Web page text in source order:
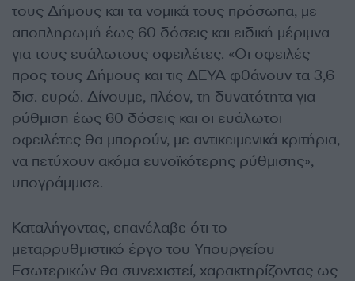
τους Δήμους και τα νομικά τους πρόσωπα, με
αποπληρωμή έως 60 δόσεις και ειδική μέριμνα
για τους ευάλωτους οφειλέτες. «Οι οφειλές
προς τους Δήμους και τις ΔΕΥΑ φθάνουν τα 3,6
δισ. ευρώ. Δίνουμε, πλέον, τη δυνατότητα για
ρύθμιση έως 60 δόσεις και οι ευάλωτοι
οφειλέτες θα μπορούν, με αντικειμενικά κριτήρια,
να πετύχουν ακόμα ευνοϊκότερης ρύθμισης»,
υπογράμμισε.
Καταλήγοντας, επανέλαβε ότι το
μεταρρυθμιστικό έργο του Υπουργείου
Εσωτερικών θα συνεχιστεί, χαρακτηρίζοντας ως